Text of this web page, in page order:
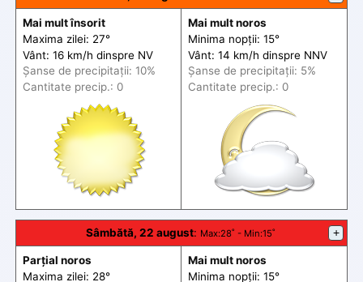
Mai mult însorit
Maxima zilei: 27°
Vânt: 16 km/h dinspre NV
Șanse de precipitații: 10%
Cantitate precip.: 0
Mai mult noros
Minima nopții: 15°
Vânt: 14 km/h dinspre NNV
Șanse de precipitații: 5%
Cantitate precip.: 0
Sâmbătă, 22 august: Max:28˚ - Min:15˚ +
Parțial noros
Maxima zilei: 28°
Mai mult noros
Minima nopții: 15°